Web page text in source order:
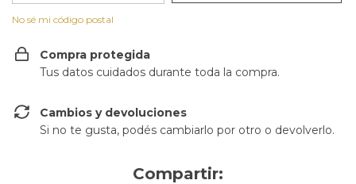
No sé mi código postal
Compra protegida
Tus datos cuidados durante toda la compra.
Cambios y devoluciones
Si no te gusta, podés cambiarlo por otro o devolverlo.
Compartir: